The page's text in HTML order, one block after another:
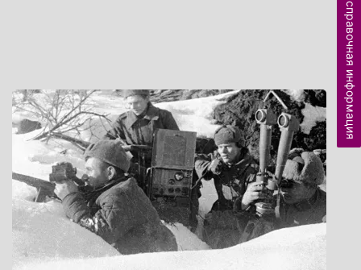
справочная информация